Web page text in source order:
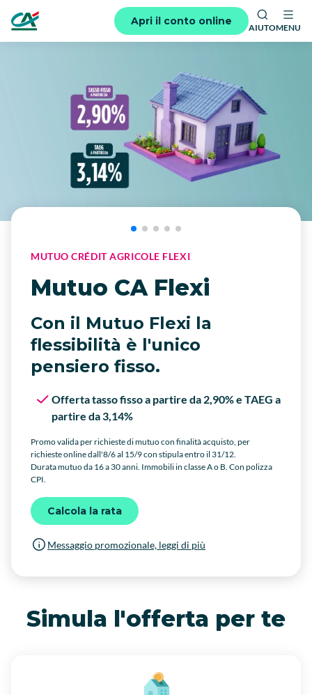
Apri il conto online
AIUTOMENU
MUTUO CRÉDIT AGRICOLE FLEXI
Mutuo CA Flexi
Con il Mutuo Flexi la
flessibilità è l'unico
pensiero fisso.
Offerta tasso fisso a partire da 2,90% e TAEG a
partire da 3,14%
Promo valida per richieste di mutuo con finalità acquisto, per
richieste online dall'8/6 al 15/9 con stipula entro il 31/12.
Durata mutuo da 16 a 30 anni. Immobili in classe A o B. Con polizza
CPI.
Calcola la rata
Messaggio promozionale, leggi di più
Simula l'offerta per te